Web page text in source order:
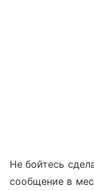
Не бойтесь
сообщение в